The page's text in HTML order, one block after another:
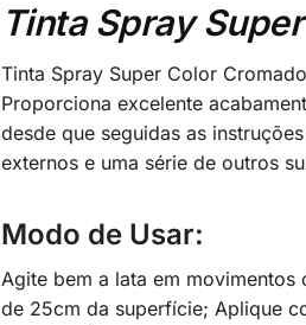
Tinta Spray
Tinta Spray Super Color
Proporciona excelente
desde que seguidas as
externos e uma série de outros
Modo de Usar:
Agite bem a lata em
de 25cm da superfície; Aplique